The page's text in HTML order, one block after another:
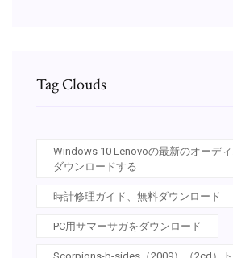
Tag Clouds
Windows 10 Lenovoの最新のオーデ
ダウンロードする
時計修理ガイド、無料ダウンロード
PC用サマーサガをダウンロード